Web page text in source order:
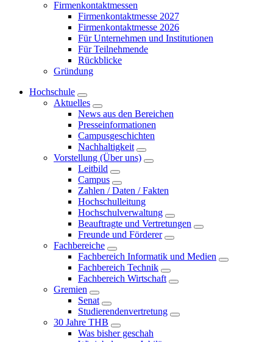
Firmenkontaktmessen
Firmenkontaktmesse 2027
Firmenkontaktmesse 2026
Für Unternehmen und Institutionen
Für Teilnehmende
Rückblicke
Gründung
Hochschule
Aktuelles
News aus den Bereichen
Presseinformationen
Campusgeschichten
Nachhaltigkeit
Vorstellung (Über uns)
Leitbild
Campus
Zahlen / Daten / Fakten
Hochschulleitung
Hochschulverwaltung
Beauftragte und Vertretungen
Freunde und Förderer
Fachbereiche
Fachbereich Informatik und Medien
Fachbereich Technik
Fachbereich Wirtschaft
Gremien
Senat
Studierendenvertretung
30 Jahre THB
Was bisher geschah